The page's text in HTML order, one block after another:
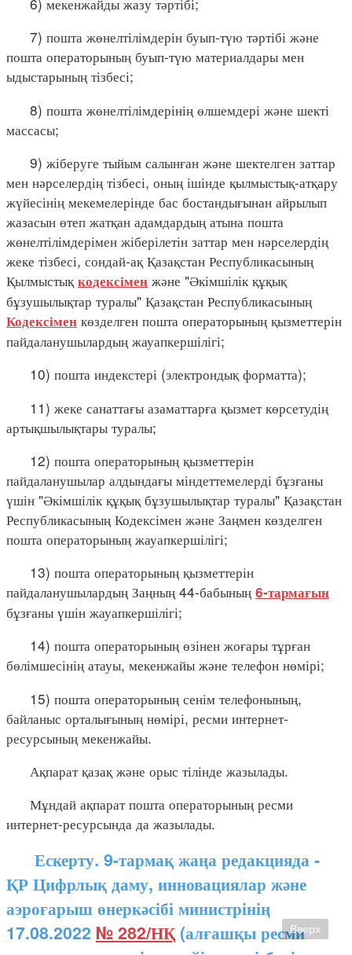
7) пошта жөнелтілімдерін буып-түю тәртібі және
пошта операторының буып-түю материалдары мен
ыдыстарының тізбесі;
8) пошта жөнелтілімдерінің өлшемдері және шекті
массасы;
9) жіберуге тыйым салынған және шектелген заттар
мен нәрселердің тізбесі, оның ішінде қылмыстық-атқару
жүйесінің мекемелерінде бас бостандығынан айрылып
жазасын өтеп жатқан адамдардың атына пошта
жөнелтілімдерімен жіберілетін заттар мен нәрселердің
жеке тізбесі, сондай-ақ Қазақстан Республикасының
Қылмыстық кодексімен және "Әкімшілік құқық
бұзушылықтар туралы" Қазақстан Республикасының
Кодексімен көзделген пошта операторының қызметтерін
пайдаланушылардың жауапкершілігі;
10) пошта индекстері (электрондық форматта);
11) жеке санаттағы азаматтарға қызмет көрсетудің
артықшылықтары туралы;
12) пошта операторының қызметтерін
пайдаланушылар алдындағы міндеттемелерді бұзғаны
үшін "Әкімшілік құқық бұзушылықтар туралы" Қазақстан
Республикасының Кодексімен және Заңмен көзделген
пошта операторының жауапкершілігі;
13) пошта операторының қызметтерін
пайдаланушылардың Заңның 44-бабының 6-тармағын
бұзғаны үшін жауапкершілігі;
14) пошта операторының өзінен жоғары тұрған
бөлімшесінің атауы, мекенжайы және телефон нөмірі;
15) пошта операторының сенім телефонының,
байланыс орталығының нөмірі, ресми интернет-
ресурсының мекенжайы.
Ақпарат қазақ және орыс тілінде жазылады.
Мұндай ақпарат пошта операторының ресми
интернет-ресурсында да жазылады.
Ескерту. 9-тармақ жаңа редакцияда -
ҚР Цифрлық даму, инновациялар және
аэроғарыш өнеркәсібі министрінің
17.08.2022 № 282/НҚ (алғашқы ресмиВверх